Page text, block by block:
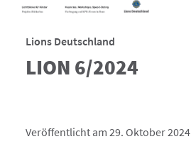
Lions Deutschland
LION 6/2024
Veröffentlicht am 29. Oktober 2024